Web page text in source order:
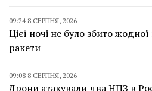
09:24 8 СЕРПНЯ, 2026
Цієї ночі не було збито
ракети
09:08 8 СЕРПНЯ, 2026
Дрони атакували два НПЗ в